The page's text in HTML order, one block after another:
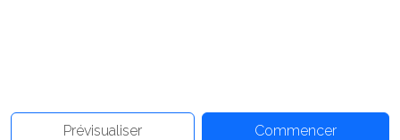
Prévisualiser Commencer